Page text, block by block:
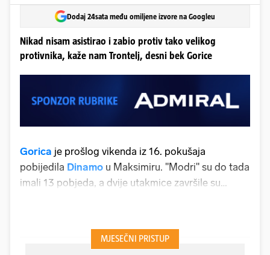
Dodaj 24sata među omiljene izvore na Googleu
Nikad nisam asistirao i zabio protiv tako velikog
protivnika, kaže nam Trontelj, desni bek Gorice
Gorica je prošlog vikenda iz 16. pokušaja
pobijedila Dinamo u Maksimiru. "Modri" su do tada
imali 13 pobjeda, a dvije utakmice završile su
(25). Prvi je asistirao Španjolcu Ikeru
Pozu, a potom i zabio početkom drugog